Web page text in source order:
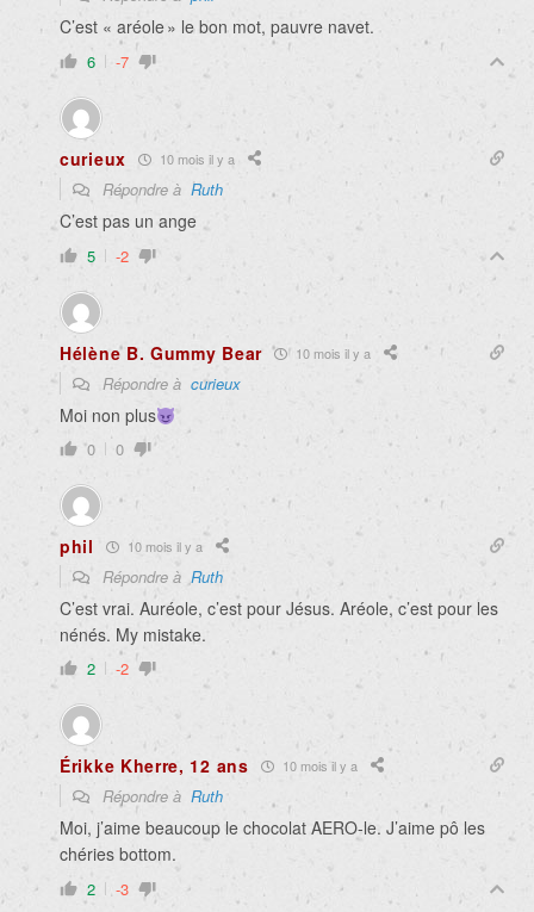
C’est « aréole » le bon mot, pauvre navet.
6 -7
curieux 10 mois il y a
Répondre à Ruth
C’est pas un ange
5 -2
Hélène B. Gummy Bear 10 mois il y a
Répondre à curieux
Moi non plus
0 0
phil 10 mois il y a
Répondre à Ruth
C’est vrai. Auréole, c’est pour Jésus. Aréole, c’est pour les
nénés. My mistake.
2 -2
Érikke Kherre, 12 ans 10 mois il y a
Répondre à Ruth
Moi, j’aime beaucoup le chocolat AERO-le. J’aime pô les
chéries bottom.
2 -3